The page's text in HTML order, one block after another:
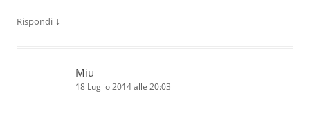
Rispondi ↓
Miu
18 Luglio 2014 alle 20:03